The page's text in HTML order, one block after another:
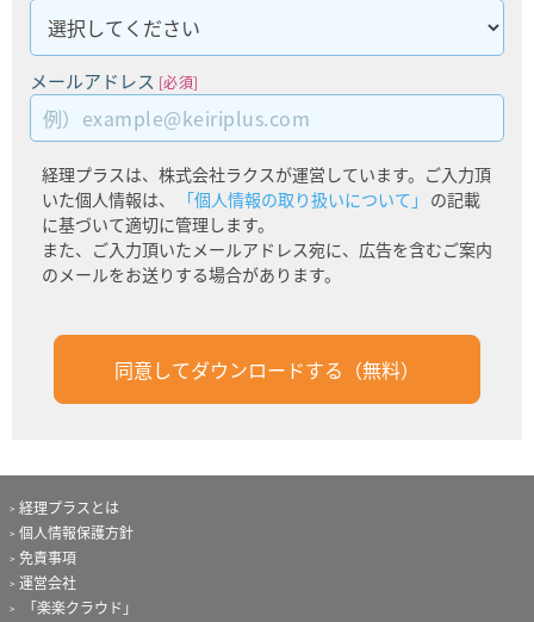
メールアドレス [必須]
経理プラスは、株式会社ラクスが運営しています。ご入力頂
いた個人情報は、
「個人情報の取り扱いについて」 の記載
に基づいて適切に管理します。
また、ご入力頂いたメールアドレス宛に、広告を含むご案内
のメールをお送りする場合があります。
経理プラスとは
個人情報保護方針
免責事項
運営会社
「楽楽クラウド」